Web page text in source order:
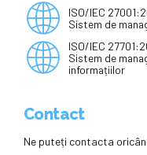
ISO/IEC
Sistem de
ISO/IEC
Sistem de
informațiilor
Contact
Ne puteți contacta